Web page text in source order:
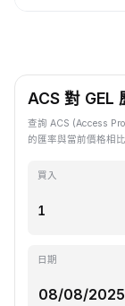
ACS 對 GEL
查詢 ACS (Access
的匯率與當前價格相
買入
日期